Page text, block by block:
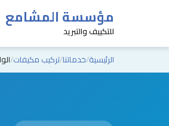
مؤسسة المشامع
للتكييف والتبريد
الرئيسية خدماتنا تركيب مكيفات